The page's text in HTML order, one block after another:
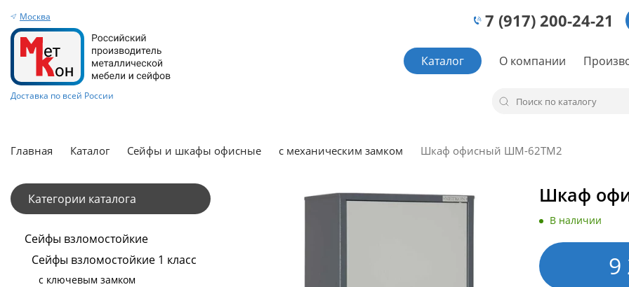
Москва
Доставка по всей России
7 (917) 200-24-21
Каталог О компании
Главная Каталог Сейфы и шкафы офисные с механическим замком Шкаф офисный ШМ-62ТМ2
Категории каталога
Сейфы взломостойкие
Сейфы взломостойкие 1 класс
с ключевым замком
Шкаф
В наличии
9